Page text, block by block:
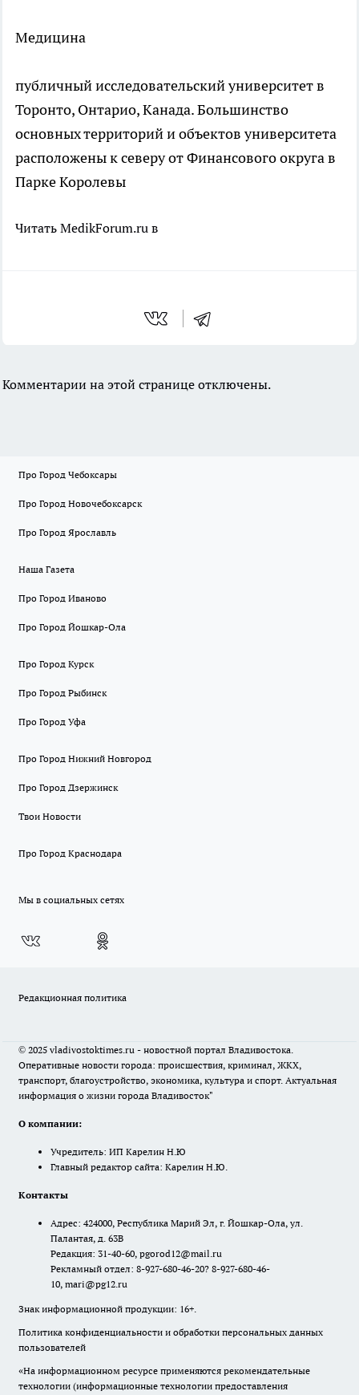
Медицина
публичный исследовательский университет в
Торонто, Онтарио, Канада. Большинство
основных территорий и объектов университета
расположены к северу от Финансового округа в
Парке Королевы
Читать MedikForum.ru в
Комментарии на этой странице отключены.
Про Город Чебоксары
Про Город Новочебоксарск
Про Город Ярославль
Наша Газета
Про Город Иваново
Про Город Йошкар-Ола
Про Город Курск
Про Город Рыбинск
Про Город Уфа
Про Город Нижний Новгород
Про Город Дзержинск
Твои Новости
Про Город Краснодара
Мы в социальных сетях
Редакционная политика
© 2025 vladivostoktimes.ru - новостной портал Владивостока.
Оперативные новости города: происшествия, криминал, ЖКХ,
транспорт, благоустройство, экономика, культура и спорт. Актуальная
информация о жизни города Владивосток"
О компании:
Учредитель: ИП Карелин Н.Ю
Главный редактор сайта: Карелин Н.Ю.
Контакты
Адрес: 424000, Республика Марий Эл, г. Йошкар-Ола, ул.
Палантая, д. 63В
Редакция: 31-40-60, pgorod12@mail.ru
Рекламный отдел: 8-927-680-46-20? 8-927-680-46-
10, mari@pg12.ru
Знак информационной продукции: 16+.
Политика конфиденциальности и обработки персональных данных
пользователей
«На информационном ресурсе применяются рекомендательные
технологии (информационные технологии предоставления